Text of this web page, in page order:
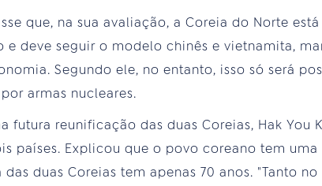
que, na sua avaliação, a Coreia do Norte
deve seguir o modelo chinês e vietnamita,
Segundo ele, no entanto, isso só será
armas nucleares.
futura reunificação das duas Coreias, Hak You
países. Explicou que o povo coreano tem
duas Coreias tem apenas 70 anos. "Tanto